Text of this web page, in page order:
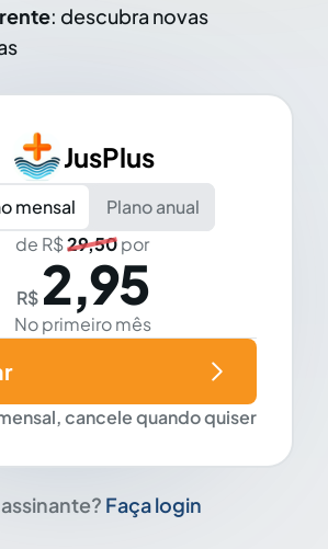
: descubra novas
JusPlus
mensal
Plano anual
de R$29,50por
R$ 2,95
No primeiro mês
cancele quando quiser
assinante? Faça login